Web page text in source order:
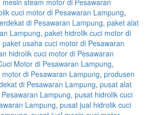
cuci motor di Pesawaran Lampung,
di Pesawaran Lampung, paket alat
Lampung, paket hidrolik cuci motor di
paket usaha cuci motor di Pesawaran
hidrolik cuci motor di Pesawaran
Motor di Pesawaran Lampung,
di Pesawaran Lampung, produsen
di Pesawaran Lampung, pusat alat
Lampung, pusat hidrolik cuci
Lampung, pusat jual hidrolik cuci